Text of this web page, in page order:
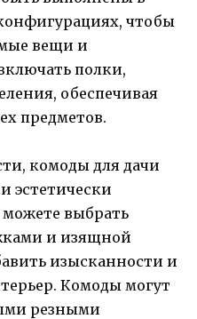
чтобы
вещи и
полки,
обеспечивая
предметов.
комоды для дачи
эстетически
выбрать
и изящной
изысканности и
Комоды могут
резными